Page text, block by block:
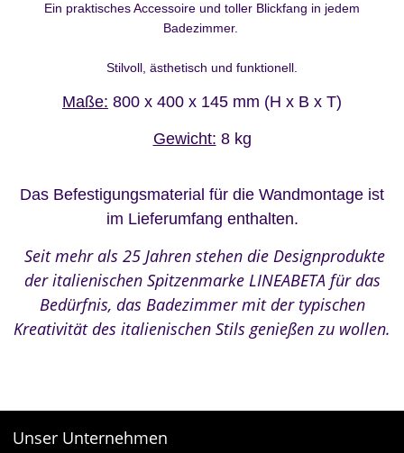
Ein praktisches Accessoire und toller Blickfang in jedem
Badezimmer.
Stilvoll, ästhetisch und funktionell.
Maße: 800 x 400 x 145 mm (H x B x T)
Gewicht: 8 kg
Das Befestigungsmaterial für die Wandmontage ist
im Lieferumfang enthalten.
Seit mehr als 25 Jahren stehen die Designprodukte
der italienischen Spitzenmarke LINEABETA für das
Bedürfnis, das Badezimmer mit der typischen
Kreativität des italienischen Stils genießen zu wollen.
Unser Unternehmen